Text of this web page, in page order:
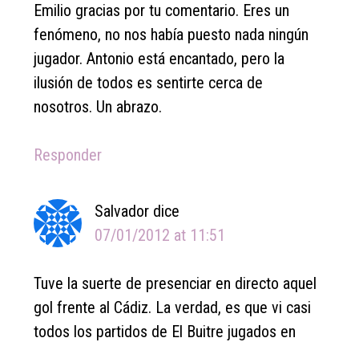
Emilio gracias por tu comentario. Eres un
fenómeno, no nos había puesto nada ningún
jugador. Antonio está encantado, pero la
ilusión de todos es sentirte cerca de
nosotros. Un abrazo.
Responder
Salvador dice
07/01/2012 at 11:51
Tuve la suerte de presenciar en directo aquel
gol frente al Cádiz. La verdad, es que vi casi
todos los partidos de El Buitre jugados en